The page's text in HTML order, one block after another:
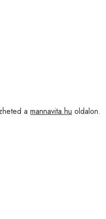
a mannavita.hu oldalon.